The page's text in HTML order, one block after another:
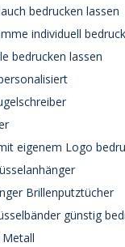
bedrucken lassen
individuell
bedrucken lassen
eigenem Logo
Brillenputztücher
günstig
Metall